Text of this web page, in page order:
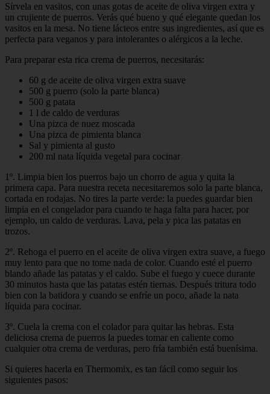
Sírvela en vasitos, con unas gotas de aceite de oliva virgen extra y
un crujiente de puerros. Verás qué bueno y qué elegante quedan los
vasitos en la mesa. No tiene lácteos entre sus ingredientes, así que es
perfecta para veganos y para intolerantes o alérgicos a la leche.
Para preparar esta rica crema de puerros, necesitarás:
60 g de aceite de oliva virgen extra suave
500 g puerro (solo la parte blanca)
500 g patata
1 l de caldo de verduras
Una pizca de nuez moscada
Una pizca de pimienta blanca
Sal y pimienta al gusto
200 ml nata líquida vegetal para cocinar
1º. Limpia bien los puerros bajo un chorro de agua y quita la
primera capa. Para nuestra receta necesitaremos solo la parte blanca,
cortada en rodajas. No tires la parte verde: la puedes guardar bien
limpia en el congelador para cuando te haga falta para hacer, por
ejemplo, un caldo de verduras. Lava, pela y pica las patatas en
trozos.
2º. Rehoga el puerro en el aceite de oliva virgen extra suave, a fuego
muy lento para que no tome nada de color. Cuando esté el puerro
blando añade las patatas y el caldo. Sube el fuego y cuece durante
30 minutos hasta que las patatas estén tiernas. Después tritura todo
bien con la batidora y cuando se enfríe un poco, añade la nata
líquida para cocinar.
3º. Cuela la crema con el colador para quitar las hebras. Esta
deliciosa crema de puerros la puedes tomar en caliente como
cualquier otra crema de verduras, pero fría también está buenísima.
Si quieres hacerla en Thermomix, es tan fácil como seguir los
siguientes pasos: